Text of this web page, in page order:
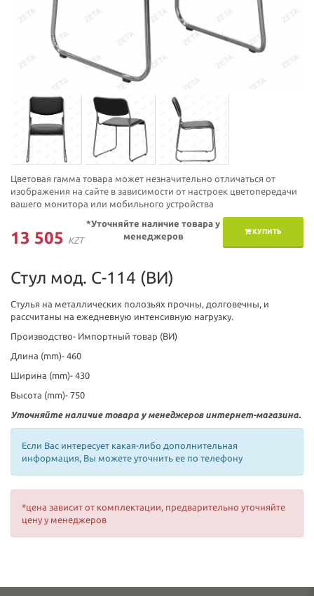
Цветовая гамма товара может незначительно отличаться от
изображения на сайте в зависимости от настроек цветопередачи
вашего монитора или мобильного устройства
13 505 KZT
КУПИТЬ
*Уточняйте наличие товара у
менеджеров
Стул мод. С-114 (ВИ)
Стулья на металлических полозьях прочны, долговечны, и
рассчитаны на ежедневную интенсивную нагрузку.
Производство- Импортный товар (ВИ)
Длина (mm)- 460
Ширина (mm)- 430
Высота (mm)- 750
Уточняйте наличие товара у менеджеров интернет-магазина.
Если Вас интересует какая-либо дополнительная
информация, Вы можете уточнить ее по телефону
*цена зависит от комплектации, предварительно уточняйте
цену у менеджеров